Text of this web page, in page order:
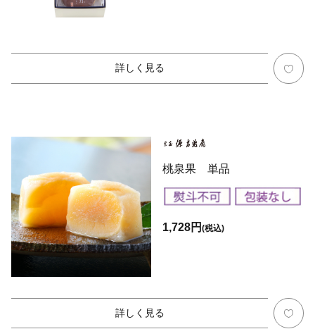
詳しく見る
桃泉果 単品
1,728円(税込)
詳しく見る